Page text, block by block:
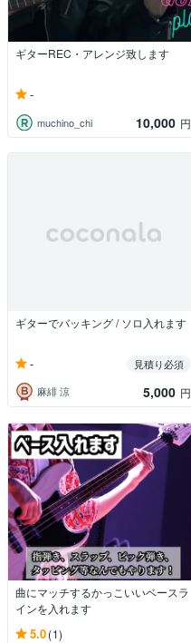
ギターREC・アレンジ致します
-
muchino_chi 10,000 円
ギターでバッキング / ソロ入れます
-
見積り必須
麻緋 涼
5,000 円
曲にマッチするかっこいいベースラ
インを入れます
5.0(1)